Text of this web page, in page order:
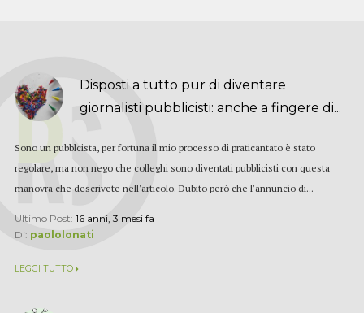
Disposti a tutto pur di diventare
giornalisti pubblicisti: anche a fingere di...
Sono un pubblcista, per fortuna il mio processo di praticantato è stato
regolare, ma non nego che colleghi sono diventati pubblicisti con questa
manovra che descrivete nell'articolo. Dubito però che l'annuncio di...
Ultimo Post: 16 anni, 3 mesi fa
Di: paololonati
LEGGI TUTTO